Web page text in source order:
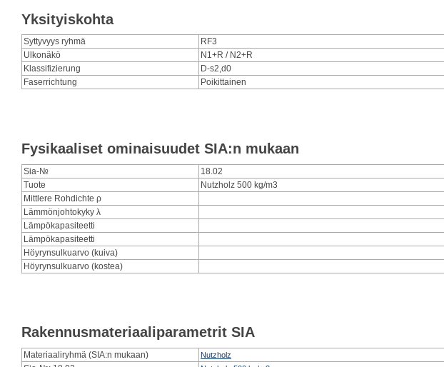
Yksityiskohta
Syttyvyys ryhmä
RF3
Ulkonäkö
N1+R / N2+R
Klassifizierung
D-s2,d0
Faserrichtung
Poikittainen
Fysikaaliset ominaisuudet SIA:n mukaan
Sia-№
18.02
Tuote
Nutzholz 500 kg/m3
Mittlere Rohdichte ρ
Lämmönjohtokyky λ
Lämpökapasiteetti
Lämpökapasiteetti
Höyrynsulkuarvo (kuiva)
Höyrynsulkuarvo (kostea)
Rakennusmateriaaliparametrit SIA
Materiaaliryhmä (SIA:n mukaan) Nutzholz